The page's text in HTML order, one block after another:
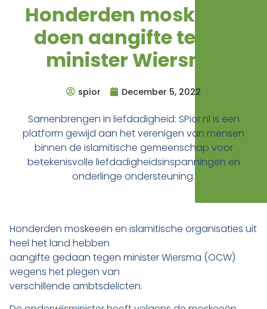
Honderden moskeeën
doen aangifte tegen
minister Wiersma
spior December 5, 2022
Samenbrengen in liefdadigheid: SPior.nl is een
platform gewijd aan het verenigen van mensen
binnen de islamitische gemeenschap voor
betekenisvolle liefdadigheidsinspanningen en
onderlinge ondersteuning.
Honderden moskeeën en islamitische organisaties uit
heel het land hebben
aangifte gedaan tegen minister Wiersma (OCW)
wegens het plegen van
verschillende ambtsdelicten.